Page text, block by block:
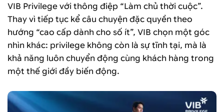
VIB Privilege với thông điệp “Làm chủ thời cuộc”.
Thay vì tiếp tục kể câu chuyện đặc quyền theo
hướng “cao cấp dành cho số ít”, VIB chọn một góc
nhìn khác: privilege không còn là sự tĩnh tại, mà là
khả năng luôn chuyển động cùng khách hàng trong
một thế giới đầy biến động.